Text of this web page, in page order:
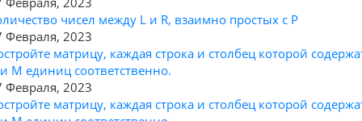
чисел между L и R, взаимно простых с P
Февраля, 2023
матрицу, каждая строка и столбец которой
M единиц соответственно.
Февраля, 2023
матрицу, каждая строка и столбец которой